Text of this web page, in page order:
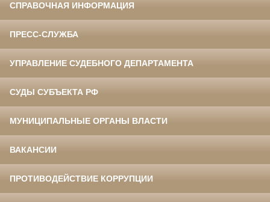
СПРАВОЧНАЯ ИНФОРМАЦИЯ
ПРЕСС-СЛУЖБА
УПРАВЛЕНИЕ СУДЕБНОГО ДЕПАРТАМЕНТА
СУДЫ СУБЪЕКТА РФ
МУНИЦИПАЛЬНЫЕ ОРГАНЫ ВЛАСТИ
ВАКАНСИИ
ПРОТИВОДЕЙСТВИЕ КОРРУПЦИИ